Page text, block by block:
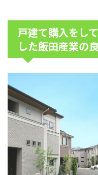
戸建て購入をし
した飯田産業の